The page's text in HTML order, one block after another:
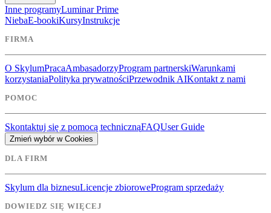
Inne programyLuminar Prime
NiebaE-bookiKursyInstrukcje
FIRMA
O SkylumPracaAmbasadorzyProgram partnerskiWarunkami
korzystaniaPolityka prywatnościPrzewodnik AIKontakt z nami
POMOC
Skontaktuj się z pomocą technicznąFAQUser Guide
Zmień wybór w Cookies
DLA FIRM
Skylum dla biznesuLicencje zbioroweProgram sprzedaży
DOWIEDZ SIĘ WIĘCEJ